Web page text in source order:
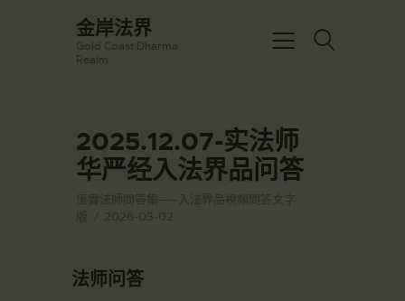
金岸法界
Gold Coast Dharma
Realm
主頁
金岸活動|EVENTS
文章匯總
2025.12.07-实法师
华严经入法界品问答
法师问答
☀️法宴：華嚴經入法界品第三十九 ☀️
🙏講者：上恆下實法師 (Rev. Heng
Sure)
每周日，下午12：30 - 14：00
⏰California Time
09:30 - 11:00pm Every Sat
👉Zoom Link 链接：
議。